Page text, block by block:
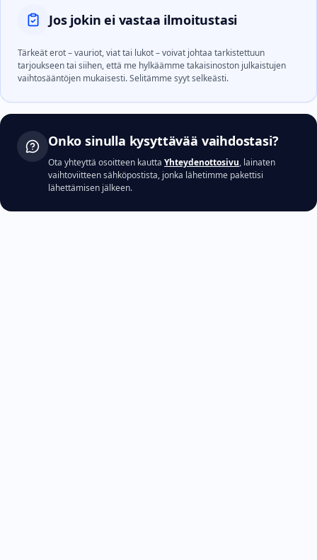
Jos jokin ei vastaa ilmoitustasi
Tärkeät erot – vauriot, viat tai lukot – voivat johtaa tarkistettuun
tarjoukseen tai siihen, että me hylkäämme takaisinoston julkaistujen
vaihtosääntöjen mukaisesti. Selitämme syyt selkeästi.
Onko sinulla kysyttävää vaihdostasi?
Ota yhteyttä osoitteen kautta Yhteydenottosivu, lainaten
vaihtoviitteen sähköpostista, jonka lähetimme pakettisi
lähettämisen jälkeen.